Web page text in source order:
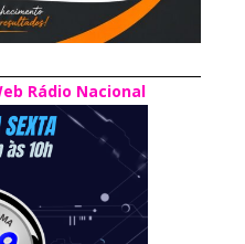
Rádio Nacional